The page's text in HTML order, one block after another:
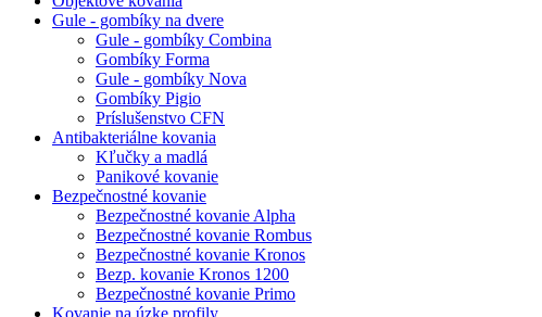
Gule - gombíky na dvere
Gule - gombíky Combina
Gombíky Forma
Gule - gombíky Nova
Gombíky Pigio
Príslušenstvo CFN
Antibakteriálne kovania
Kľučky a madlá
Panikové kovanie
Bezpečnostné kovanie
Bezpečnostné kovanie Alpha
Bezpečnostné kovanie Rombus
Bezpečnostné kovanie Kronos
Bezp. kovanie Kronos 1200
Bezpečnostné kovanie Primo
Kovanie na úzke profily